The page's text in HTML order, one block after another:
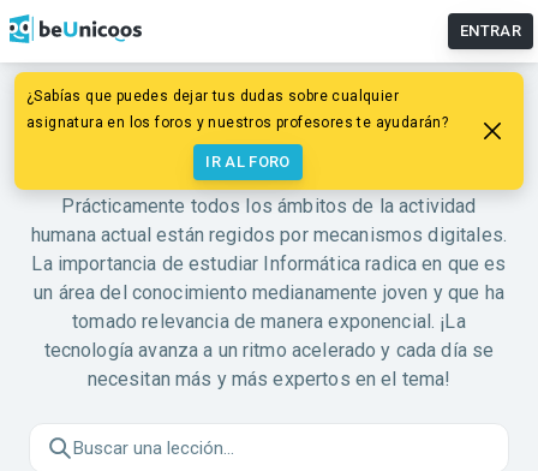
ENTRAR
¿Sabías que puedes dejar tus dudas sobre cualquier
asignatura en los foros y nuestros profesores te ayudarán?
IR AL FORO
ASIGNATURA
Informática
Prácticamente todos los ámbitos de la actividad
humana actual están regidos por mecanismos digitales.
La importancia de estudiar Informática radica en que es
un área del conocimiento medianamente joven y que ha
tomado relevancia de manera exponencial. ¡La
tecnología avanza a un ritmo acelerado y cada día se
necesitan más y más expertos en el tema!